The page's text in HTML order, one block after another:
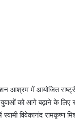
आश्रम में आयोजित
को आगे बढ़ाने के लिए
विवेकानंद रामकृष्ण